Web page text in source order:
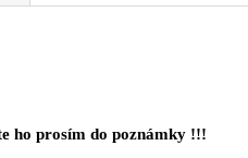
ho prosím do poznámky !!!